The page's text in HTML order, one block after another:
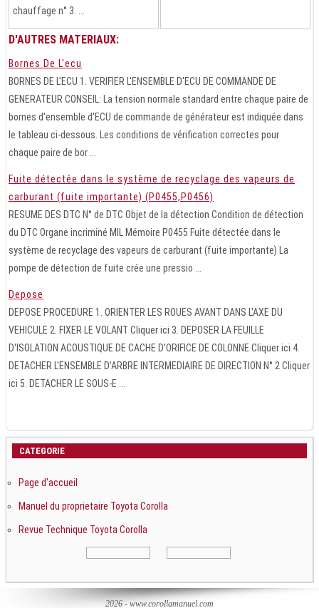
chauffage n° 3. ...
D'AUTRES MATERIAUX:
Bornes De L'ecu
BORNES DE L'ECU 1. VERIFIER L'ENSEMBLE D'ECU DE COMMANDE DE
GENERATEUR CONSEIL: La tension normale standard entre chaque paire de
bornes d'ensemble d'ECU de commande de générateur est indiquée dans
le tableau ci-dessous. Les conditions de vérification correctes pour
chaque paire de bor ...
Fuite détectée dans le système de recyclage des vapeurs de
carburant (fuite importante) (P0455,P0456)
RESUME DES DTC N° de DTC Objet de la détection Condition de détection
du DTC Organe incriminé MIL Mémoire P0455 Fuite détectée dans le
système de recyclage des vapeurs de carburant (fuite importante) La
pompe de détection de fuite crée une pressio ...
Depose
DEPOSE PROCEDURE 1. ORIENTER LES ROUES AVANT DANS L'AXE DU
VEHICULE 2. FIXER LE VOLANT Cliquer ici 3. DEPOSER LA FEUILLE
D'ISOLATION ACOUSTIQUE DE CACHE D'ORIFICE DE COLONNE Cliquer ici 4.
DETACHER L'ENSEMBLE D'ARBRE INTERMEDIAIRE DE DIRECTION N° 2 Cliquer
ici 5. DETACHER LE SOUS-E ...
CATEGORIE
Page d'accueil
Manuel du proprietaire Toyota Corolla
Revue Technique Toyota Corolla
2026 - www.corollamanuel.com